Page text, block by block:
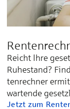
Reicht Ihre
Ru­he­stand?
ten­rech­ner
war­ten­de
Jetzt zum